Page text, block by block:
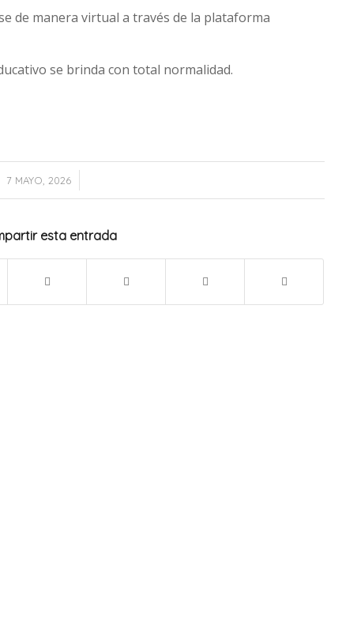
de manera virtual a través de la plataforma
se brinda con total normalidad.
7 MAYO, 2026
/
esta entrada